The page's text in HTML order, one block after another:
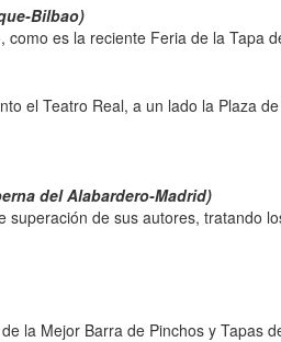
Bilbao)
es la reciente Feria de la Tapa
el Teatro Real, a un lado la Plaza
del Alabardero-Madrid)
de sus autores, tratando
la Mejor Barra de Pinchos y Tapas